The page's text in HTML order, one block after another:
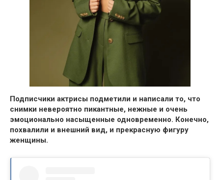
Подписчики актрисы подметили и написали то, что
снимки невероятно пикантные, нежные и очень
эмоционально насыщенные одновременно. Конечно,
похвалили и внешний вид, и прекрасную фигуру
женщины.